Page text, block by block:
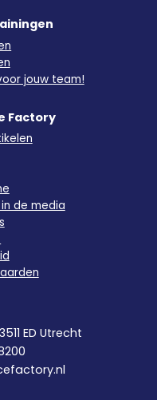
jouw team!
Factory
de media
ED Utrecht